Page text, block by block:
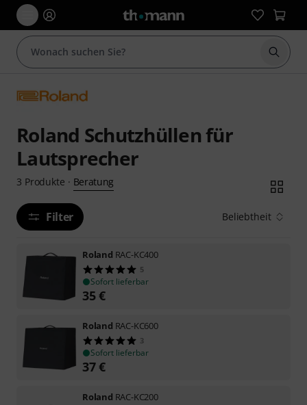
Suche
Roland Schutzhüllen für
Lautsprecher
3 Produkte · Beratung
Filter Beliebtheit
Roland RAC-KC400
5
Sofort lieferbar
35€
Roland RAC-KC600
3
Sofort lieferbar
37€
Roland RAC-KC200